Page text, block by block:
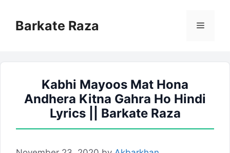
contentBarkate Raza Menu
Kabhi Mayoos Mat Hona
Andhera Kitna Gahra Ho Hindi
Lyrics || Barkate Raza